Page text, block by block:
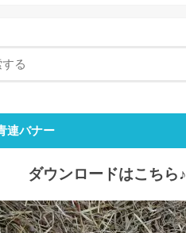
連バナー
ダウンロードはこちら♪